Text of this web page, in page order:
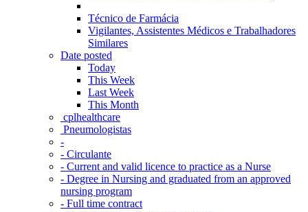
Técnico de Farmácia
Vigilantes, Assistentes Médicos e Trabalhadores
Similares
Date posted
Today
This Week
Last Week
This Month
‎ cplhealthcare‬
Pneumologistas
-
- Circulante
- Current and valid licence to practice as a Nurse
- Degree in Nursing and graduated from an approved
nursing program
- Full time contract